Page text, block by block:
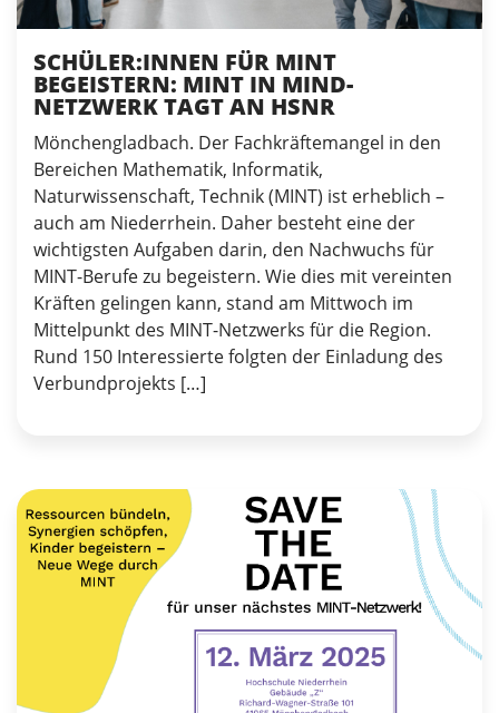
SCHÜLER:INNEN FÜR MINT
BEGEISTERN: MINT IN MIND-
NETZWERK TAGT AN HSNR
Mönchengladbach. Der Fachkräftemangel in den
Bereichen Mathematik, Informatik,
Naturwissenschaft, Technik (MINT) ist erheblich –
auch am Niederrhein. Daher besteht eine der
wichtigsten Aufgaben darin, den Nachwuchs für
MINT-Berufe zu begeistern. Wie dies mit vereinten
Kräften gelingen kann, stand am Mittwoch im
Mittelpunkt des MINT-Netzwerks für die Region.
Rund 150 Interessierte folgten der Einladung des
Verbundprojekts […]